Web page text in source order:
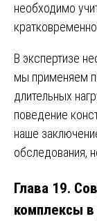
необходимо
В экспертизе
мы применяем
длительных
поведение
наше
обследования,
Глава 19.
комплексы